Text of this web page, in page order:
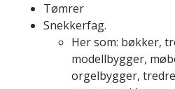
Tømrer
Snekkerfag.
Her som: bøkker,
modellbygger,
orgelbygger,